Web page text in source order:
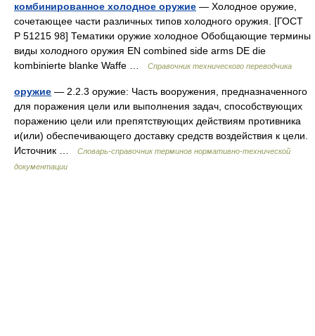
комбинированное холодное оружие — Холодное оружие,
сочетающее части различных типов холодного оружия. [ГОСТ
Р 51215 98] Тематики оружие холодное Обобщающие термины
виды холодного оружия EN combined side arms DE die
kombinierte blanke Waffe …
Справочник технического переводчика
оружие — 2.2.3 оружие: Часть вооружения, предназначенного
для поражения цели или выполнения задач, способствующих
поражению цели или препятствующих действиям противника
и(или) обеспечивающего доставку средств воздействия к цели.
Источник …
Словарь-справочник терминов нормативно-технической
документации